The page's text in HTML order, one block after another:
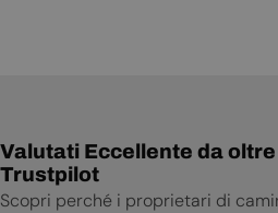
Valutati Eccellente da
Trustpilot
Scopri perché i proprietari di